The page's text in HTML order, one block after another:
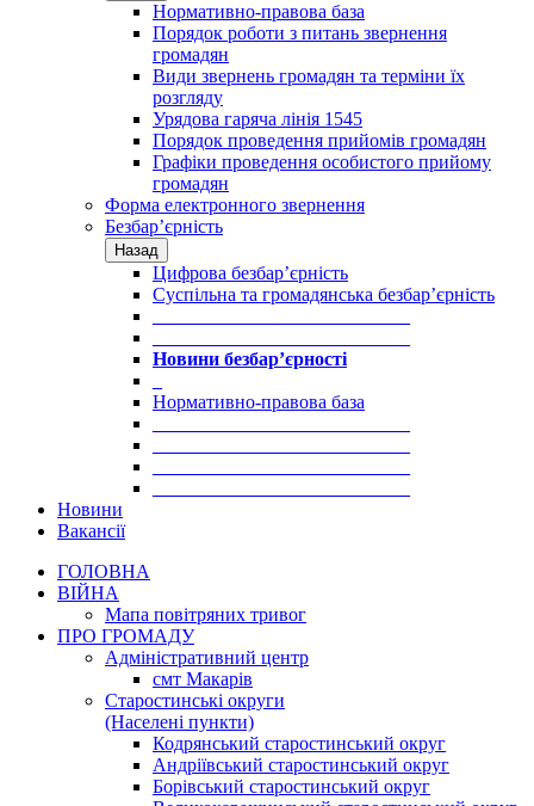
Нормативно-правова база
Порядок роботи з питань звернення
громадян
Види звернень громадян та терміни їх
розгляду
Урядова гаряча лінія 1545
Порядок проведення прийомів громадян
Графіки проведення особистого прийому
громадян
Форма електронного звернення
Безбар’єрність
Назад
Цифрова безбар’єрність
Суспільна та громадянська безбар’єрність
Новини безбар’єрності
Нормативно-правова база
Новини
Вакансії
ГОЛОВНА
ВІЙНА
Мапа повітряних тривог
ПРО ГРОМАДУ
Aдміністративний центр
смт Макарів
Старостинські округи
(Населені пункти)
Кодрянський старостинський округ
Андріївський старостинський округ
Борівський старостинський округ